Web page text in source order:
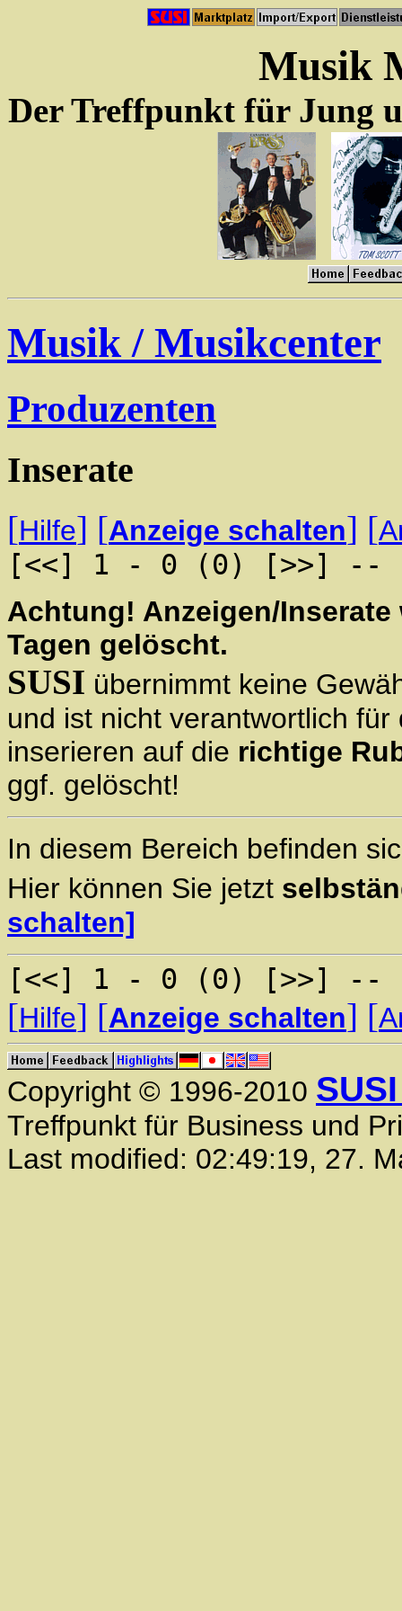
Musik
Der Treffpunkt für Jung
Musik / Musikcenter
Produzenten
Inserate
[Hilfe] [Anzeige schalten] [
[<<] 1 - 0 (0) [>>] --
Achtung! Anzeigen/
Tagen gelöscht.
SUSI übernimmt keine
und ist nicht verantwortlich
inserieren auf die richtige
ggf. gelöscht!
In diesem Bereich befinden
Hier können Sie jetzt
schalten]
[<<] 1 - 0 (0) [>>] --
[Hilfe] [Anzeige schalten] [
Copyright © 1996-2010 SUSI
Treffpunkt für Business und
Last modified: 02:49:19, 27.